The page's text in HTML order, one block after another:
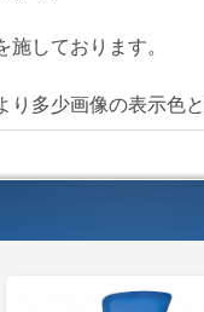
しております。
り多少画像の表示色